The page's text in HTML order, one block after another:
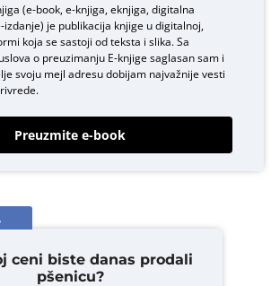
(e-book, e-knjiga, eknjiga, digitalna
izdanje) je publikacija knjige u digitalnoj,
koja se sastoji od teksta i slika. Sa
o preuzimanju E-knjigesaglasan sam i
svoju mejl adresu dobijam najvažnije vesti
Preuzmite e-book
ceni biste danas prodali
pšenicu?